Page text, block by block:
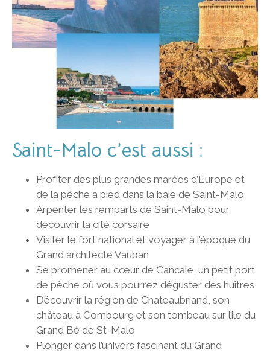
Saint-Malo c’est aussi :
Profiter des plus grandes marées d’Europe et
de la pêche à pied dans la baie de Saint-Malo
Arpenter les remparts de Saint-Malo pour
découvrir la cité corsaire
Visiter le fort national et voyager à l’époque du
Grand architecte Vauban
Se promener au cœur de Cancale, un petit port
de pêche où vous pourrez déguster des huîtres
Découvrir la région de Chateaubriand, son
château à Combourg et son tombeau sur l’ile du
Grand Bé de St-Malo
Plonger dans l’univers fascinant du Grand